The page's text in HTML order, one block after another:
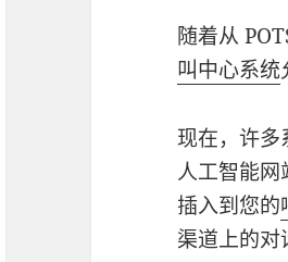
随着从
叫中心系统
现在，许多
人工智能
插入到您的
渠道上的对